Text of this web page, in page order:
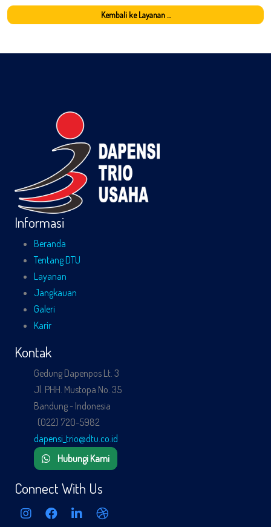
Kembali ke Layanan ...
Informasi
Beranda
Tentang DTU
Layanan
Jangkauan
Galeri
Karir
Kontak
Gedung Dapenpos Lt. 3
Jl. PHH. Mustopa No. 35
Bandung - Indonesia
(022) 720-5982
dapensi_trio@dtu.co.id
Hubungi Kami
Connect With Us